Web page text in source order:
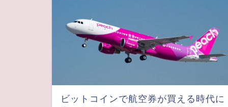
ビットコインで航空券が買える時代に